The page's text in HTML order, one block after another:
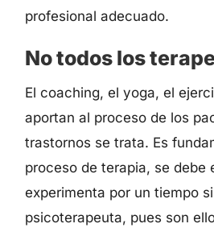
profesional adecuado.
No todos los
El coaching, el yoga, el
aportan al proceso de los
trastornos se trata. Es
proceso de terapia, se debe
experimenta por un tiempo
psicoterapeuta, pues son